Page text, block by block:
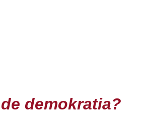
demokratia?